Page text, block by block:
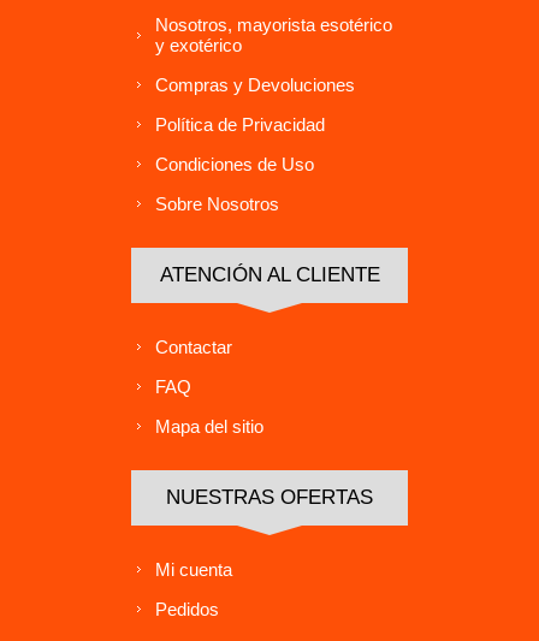
Nosotros, mayorista esotérico
y exotérico
Compras y Devoluciones
Política de Privacidad
Condiciones de Uso
Sobre Nosotros
ATENCIÓN AL CLIENTE
Contactar
FAQ
Mapa del sitio
NUESTRAS OFERTAS
Mi cuenta
Pedidos